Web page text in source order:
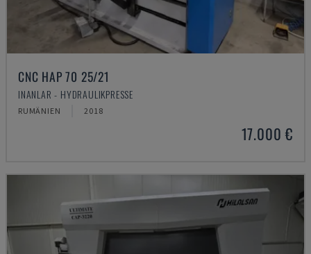
CNC HAP 70 25/21
INANLAR - HYDRAULIKPRESSE
RUMÄNIEN 2018
17.000 €